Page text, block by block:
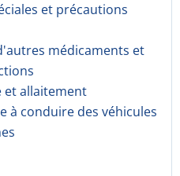
et précautions
médicaments et
et allaitement
à conduire des véhicules